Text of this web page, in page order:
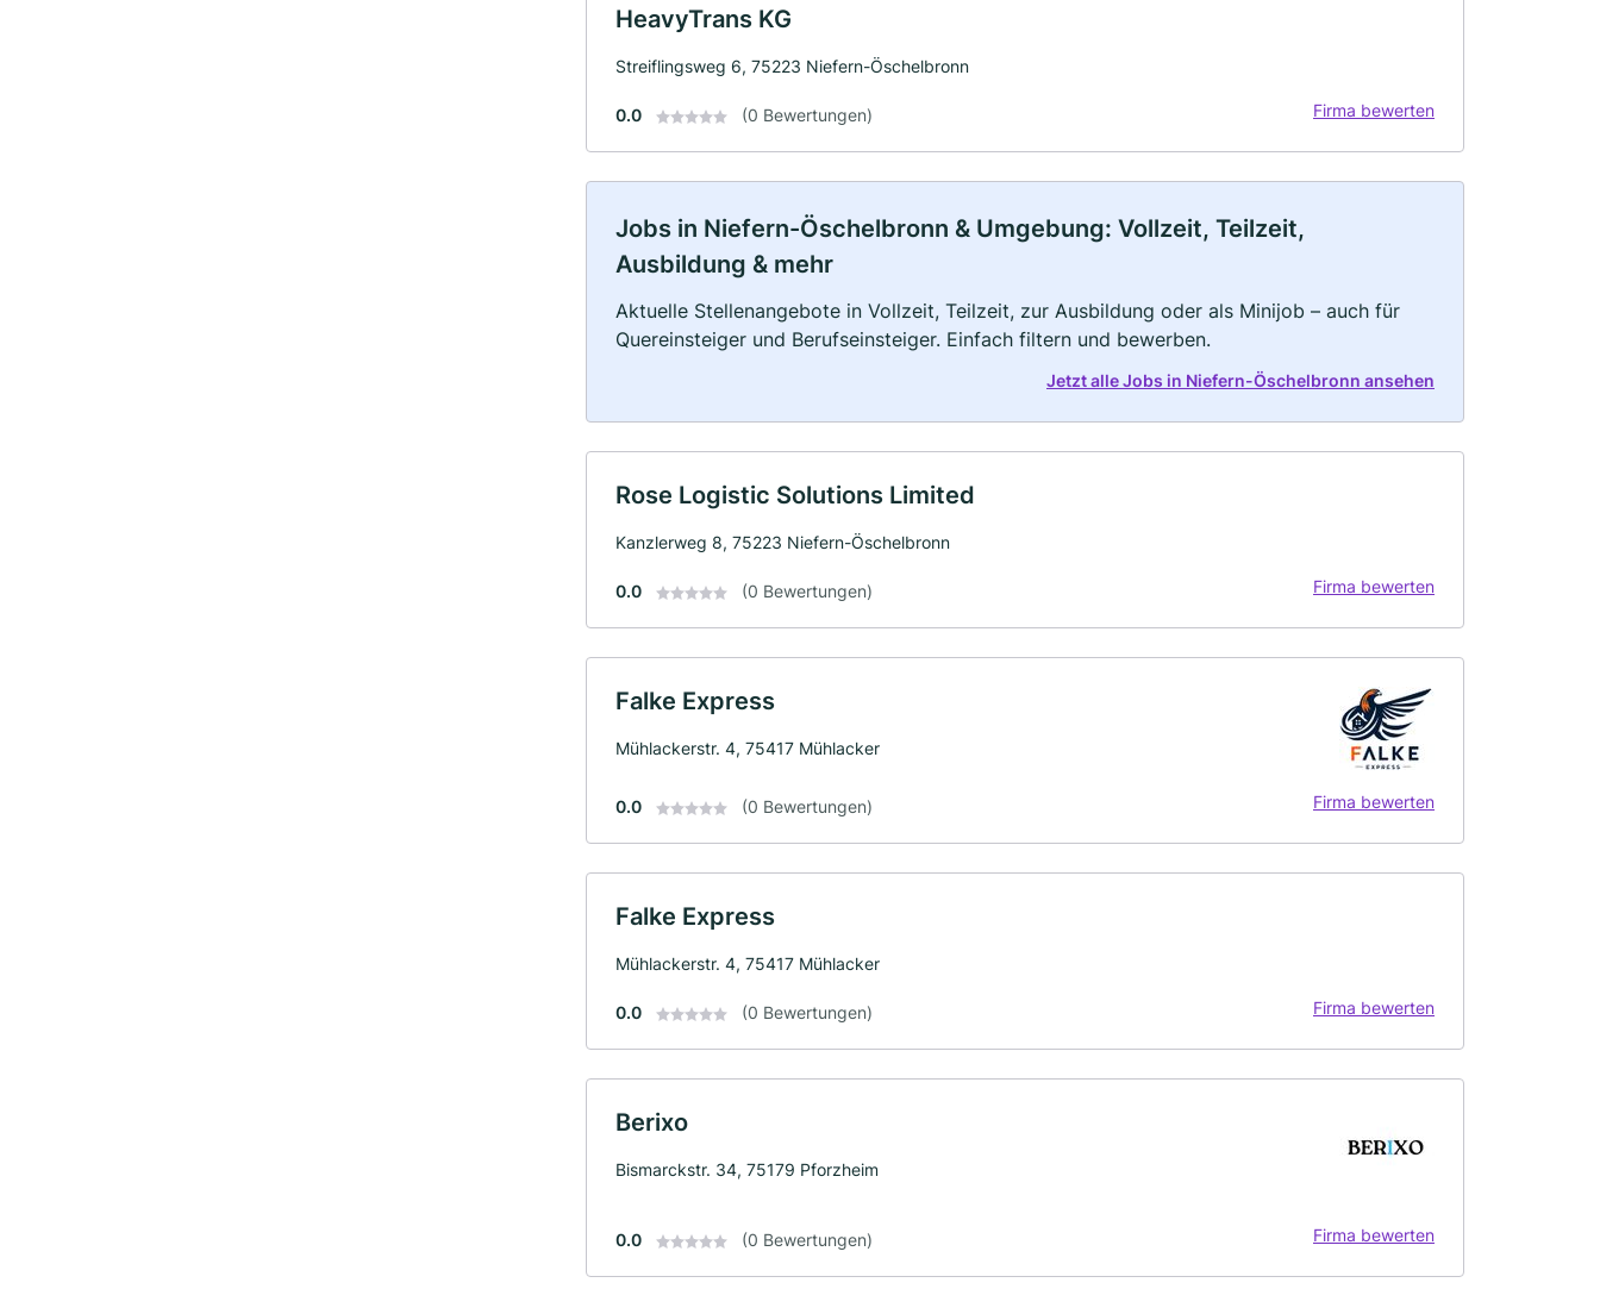
HeavyTrans KG
Streiflingsweg 6, 75223 Niefern-Öschelbronn
0.0 (0 Bewertungen) Firma bewerten
Jobs in Niefern-Öschelbronn & Umgebung: Vollzeit, Teilzeit,
Ausbildung & mehr
Aktuelle Stellenangebote in Vollzeit, Teilzeit, zur Ausbildung oder als Minijob – auch für
Quereinsteiger und Berufseinsteiger. Einfach filtern und bewerben.
Jetzt alle Jobs in Niefern-Öschelbronn ansehen
Rose Logistic Solutions Limited
Kanzlerweg 8, 75223 Niefern-Öschelbronn
0.0 (0 Bewertungen) Firma bewerten
Falke Express
Mühlackerstr. 4, 75417 Mühlacker
0.0 (0 Bewertungen) Firma bewerten
Falke Express
Mühlackerstr. 4, 75417 Mühlacker
0.0 (0 Bewertungen) Firma bewerten
Berixo
Bismarckstr. 34, 75179 Pforzheim
0.0 (0 Bewertungen) Firma bewerten